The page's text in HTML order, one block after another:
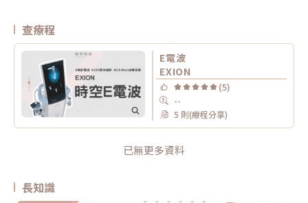
查療程
E電波
EXION
(5)
--
5 則(療程分享)
已無更多資料
長知識